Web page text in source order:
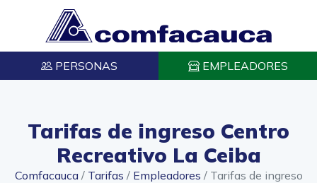
PERSONAS EMPLEADORES
Tarifas de ingreso Centro
Recreativo La Ceiba
Comfacauca/ Tarifas / Empleadores / Tarifas de ingreso